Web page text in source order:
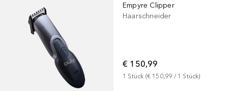
Empyre Clipper
Haarschneider
€ 150,99
1 Stück (€ 150,99 / 1 Stück)